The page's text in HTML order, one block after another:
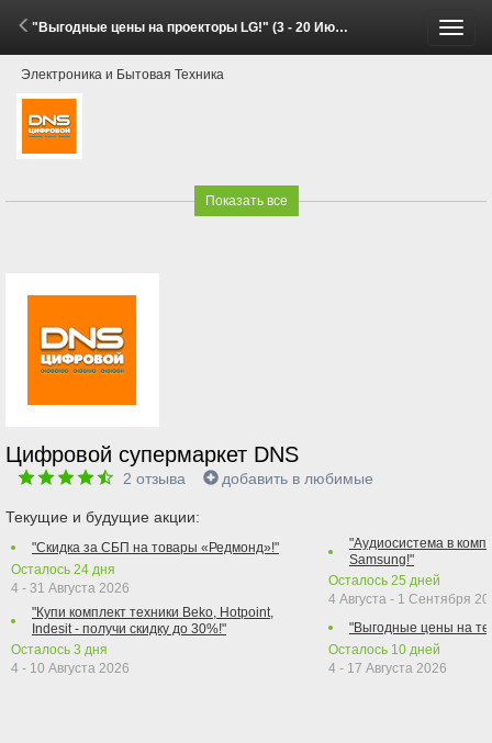
"Выгодные цены на проекторы LG!" (3 - 20 Июля 2026)
Электроника и Бытовая Техника
Показать все
Цифровой супермаркет DNS
2 отзыва добавить в любимые
Текущие и будущие акции:
"Скидка за СБП на товары «Редмонд»!"
Осталось 24 дня
4 - 31 Августа 2026
"Купи комплект техники Beko, Hotpoint,
Indesit - получи скидку до 30%!"
Осталось 3 дня
4 - 10 Августа 2026
"Аудиосистема в
Samsung!"
Осталось 25 дней
4 Августа - 1 Сентября
"Выгодные цены на
Осталось 10 дней
4 - 17 Августа 2026